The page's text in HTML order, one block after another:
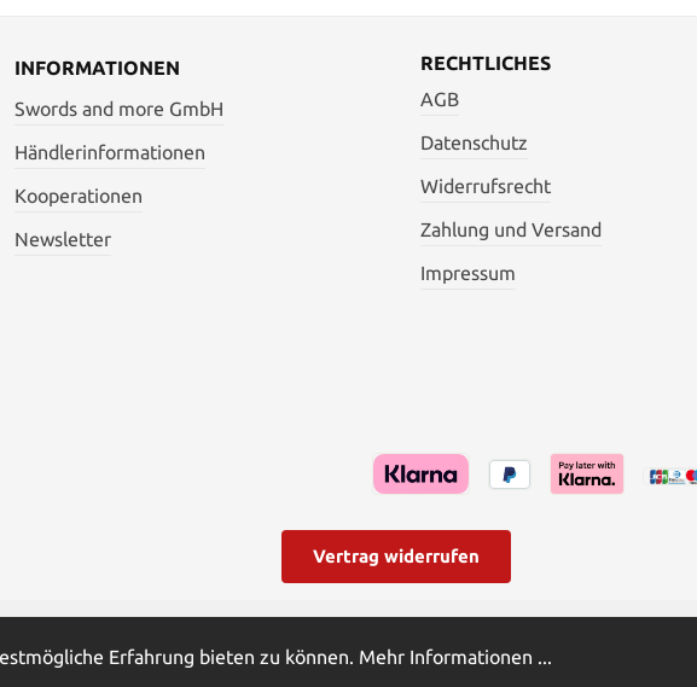
INFORMATIONEN
Swords and more GmbH
Händlerinformationen
Kooperationen
Newsletter
RECHTLICHES
AGB
Datenschutz
Widerrufsrecht
Zahlung und Versand
Impressum
Vertrag widerrufen
© Swords and more | Powered by Butterflies IT - die Softwareentwickler
Erfahrung bieten zu können. Mehr Informationen ...